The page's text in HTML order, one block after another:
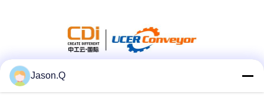
Jason.Q